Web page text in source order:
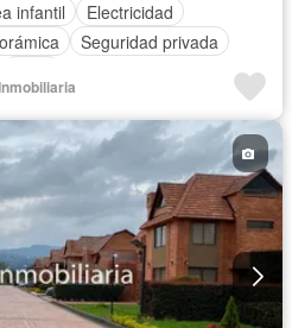
infantil
Electricidad
Seguridad privada